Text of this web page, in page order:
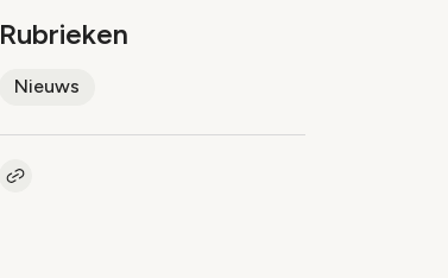
Rubrieken
Nieuws
Kopieer link naar artikel